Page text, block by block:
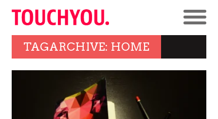
TAGARCHIVE: HOME